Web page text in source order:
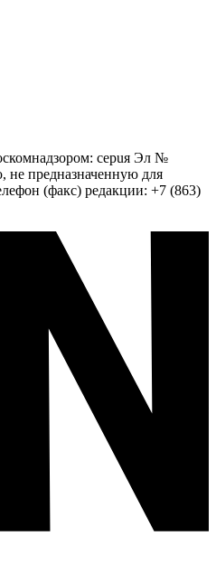
серuя Эл №
не предназначенную для
(факс) редакции: +7 (863)